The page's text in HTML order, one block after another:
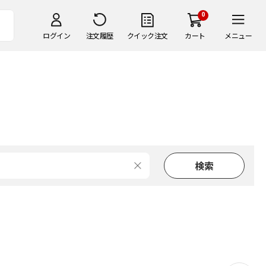
ログイン 注文履歴 クイック注文
0
カート メニュー